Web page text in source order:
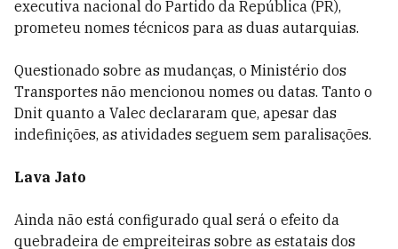
executiva nacional do Partido da República (PR),
prometeu nomes técnicos para as duas autarquias.
Questionado sobre as mudanças, o Ministério dos
Transportes não mencionou nomes ou datas. Tanto o
Dnit quanto a Valec declararam que, apesar das
indefinições, as atividades seguem sem paralisações.
Lava Jato
Ainda não está configurado qual será o efeito da
quebradeira de empreiteiras sobre as estatais dos